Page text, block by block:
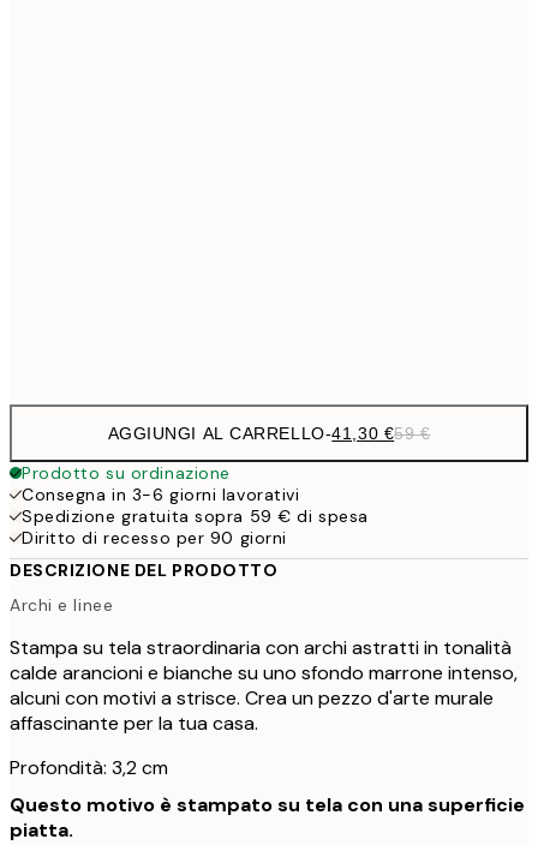
AGGIUNGI AL CARRELLO-41,30 €59 €
Prodotto su ordinazione
Consegna in 3-6 giorni lavorativi
Spedizione gratuita sopra 59 € di spesa
Diritto di recesso per 90 giorni
DESCRIZIONE DEL PRODOTTO
Archi e linee
Stampa su tela straordinaria con archi astratti in tonalità
calde arancioni e bianche su uno sfondo marrone intenso,
alcuni con motivi a strisce. Crea un pezzo d'arte murale
affascinante per la tua casa.
Profondità: 3,2 cm
Questo motivo è stampato su tela con una superficie
piatta.